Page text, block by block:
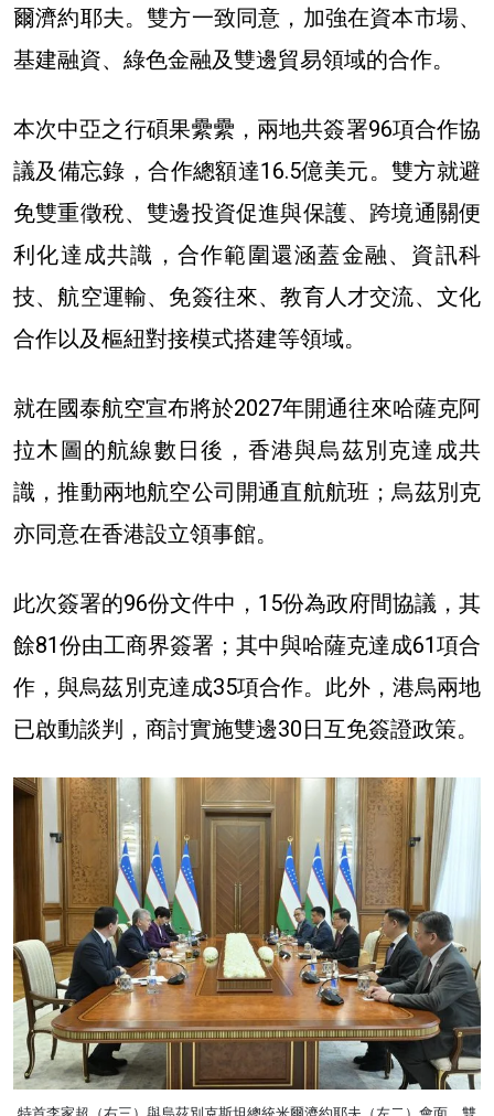
爾濟約耶夫。雙方一致同意，加強在資本市場、
基建融資、綠色金融及雙邊貿易領域的合作。
本次中亞之行碩果纍纍，兩地共簽署96項合作協
議及備忘錄，合作總額達16.5億美元。雙方就避
免雙重徵稅、雙邊投資促進與保護、跨境通關便
利化達成共識，合作範圍還涵蓋金融、資訊科
技、航空運輸、免簽往來、教育人才交流、文化
合作以及樞紐對接模式搭建等領域。
就在國泰航空宣布將於2027年開通往來哈薩克阿
拉木圖的航線數日後，香港與烏茲別克達成共
識，推動兩地航空公司開通直航航班；烏茲別克
亦同意在香港設立領事館。
此次簽署的96份文件中，15份為政府間協議，其
餘81份由工商界簽署；其中與哈薩克達成61項合
作，與烏茲別克達成35項合作。此外，港烏兩地
已啟動談判，商討實施雙邊30日互免簽證政策。